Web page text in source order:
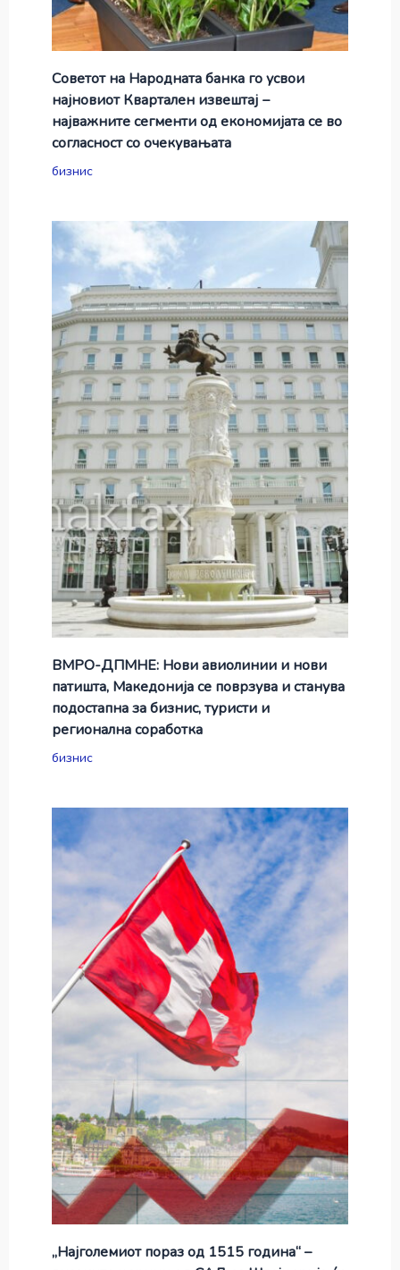
Советот на Народната банка го усвои
најновиот Квартален извештај −
најважните сегменти од економијата се во
согласност со очекувањата
бизнис
ВМРО-ДПМНЕ: Нови авиолинии и нови
патишта, Македонија се поврзува и станува
подостапна за бизнис, туристи и
регионална соработка
бизнис
„Најголемиот пораз од 1515 година“ –